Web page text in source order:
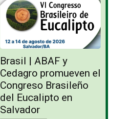
Brasil | ABAF y
Cedagro promueven el
Congreso Brasileño
del Eucalipto en
Salvador